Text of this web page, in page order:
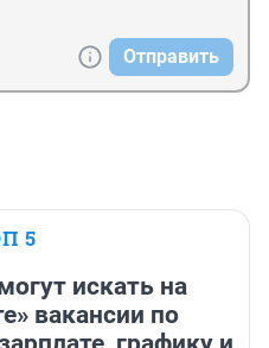
Отправить
5
искать на
вакансии по